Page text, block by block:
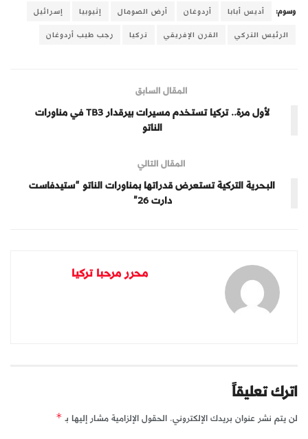
وسوم: أديس أبابا أردوغان أرض الصومال إثيوبيا
إسرائيل
الرئيس التركي
القرن الإفريقي تركيا رجب طيب أردوغان
المقال السابق
لأول مرة.. تركيا تستخدم مسيرات بيرقدار TB3 في مناورات
الناتو
المقال التالي
البحرية التركية تستعرض قدراتها بمناورات الناتو “ستيدفاست
دارت 26”
محرر مرحبا تركيا
اترك تعليقاً
لن يتم نشر عنوان بريدك الإلكتروني. الحقول الإلزامية مشار إليها بـ *